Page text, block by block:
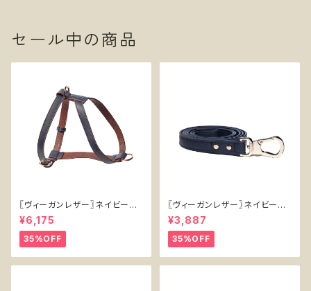
セール中の商品
〖ヴィーガンレザー〗ネイビーハ
ーネス【Vegan Leather Navy
Harness】
¥6,175
35%OFF
〖ヴィーガンレザー〗ネイビーリ
ード【Vegan Leather Navy L
ead】
¥3,887
35%OFF